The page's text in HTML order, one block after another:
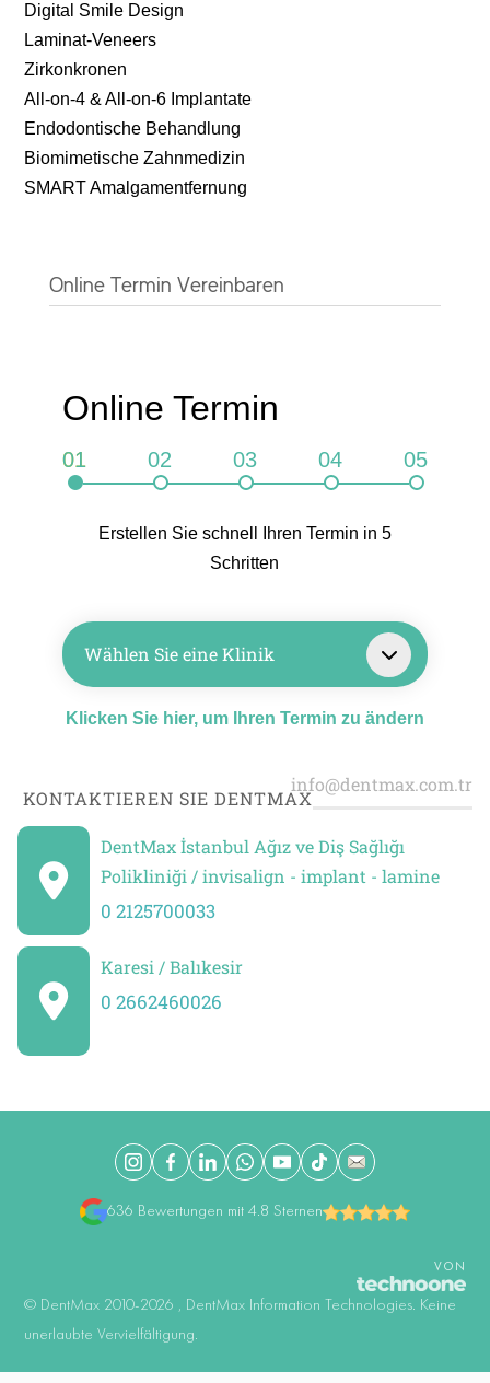
Digital Smile Design
Laminat-Veneers
Zirkonkronen
All-on-4 & All-on-6 Implantate
Endodontische Behandlung
Biomimetische Zahnmedizin
SMART Amalgamentfernung
Online Termin Vereinbaren
Online Termin
01 02 03 04 05
Erstellen Sie schnell Ihren Termin in 5
Schritten
Wählen Sie eine Klinik
Klicken Sie hier, um Ihren Termin zu ändern
KONTAKTIEREN SIE DENTMAX
DentMax İstanbul Ağız ve Diş Sağlığı
Polikliniği / invisalign - implant - lamine
0 2125700033
Karesi / Balıkesir
0 2662460026
636 Bewertungen mit 4.8 Sternen
©️ DentMax 2010-2026 , DentMax Information Technologies. Keine
unerlaubte Vervielfältigung.
VON